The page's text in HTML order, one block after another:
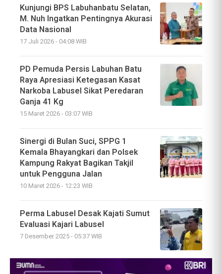
Kunjungi BPS Labuhanbatu Selatan,
M. Nuh Ingatkan Pentingnya Akurasi
Data Nasional
17 Juli 2026 - 04:08 WIB
PD Pemuda Persis Labuhan Batu
Raya Apresiasi Ketegasan Kasat
Narkoba Labusel Sikat Peredaran
Ganja 41 Kg
15 Maret 2026 - 03:07 WIB
Sinergi di Bulan Suci, SPPG 1
Kemala Bhayangkari dan Polsek
Kampung Rakyat Bagikan Takjil
untuk Pengguna Jalan
10 Maret 2026 - 12:23 WIB
Perma Labusel Desak Kajati Sumut
Evaluasi Kajari Labusel
7 Desember 2025 - 05:37 WIB